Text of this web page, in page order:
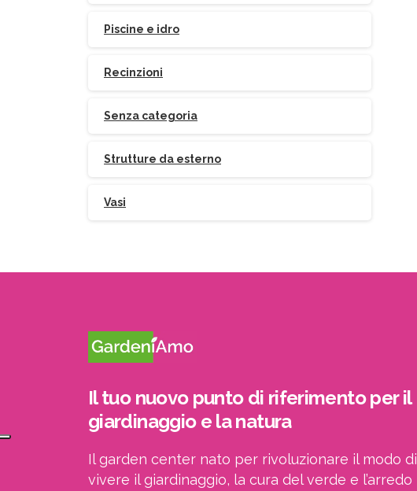
Piscine e idro
Recinzioni
Senza categoria
Strutture da esterno
Vasi
Il tuo nuovo punto di riferimento per il
giardinaggio e la natura
Il garden center nato per rivoluzionare il modo di
vivere il giardinaggio, la cura del verde e l’arredo